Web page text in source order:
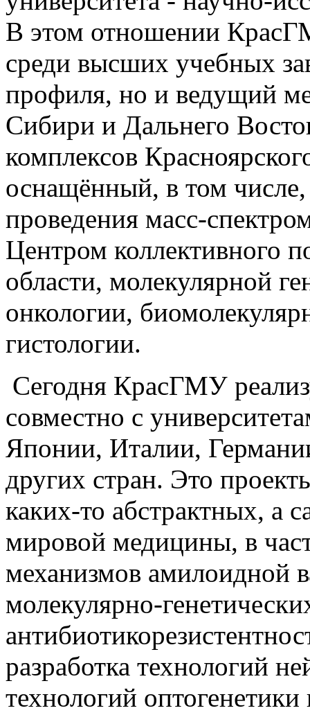
В этом отношении
среди высших учебных
профиля, но и ведущий
Сибири и Дальнего
комплексов
оснащённый, в том
проведения масс-
Центром коллективного
области, молекулярной
онкологии,
гистологии.
Сегодня КрасГМУ
совместно с
Японии, Италии,
других стран. Это
каких-то абстрактных, а
мировой медицины, в
механизмов амилоидной
молекулярно-
разработка технологий
технологий